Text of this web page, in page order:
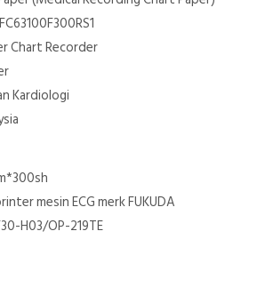
Chart Recorder
Kardiologi
mesin ECG merk FUKUDA
H03/OP-219TE